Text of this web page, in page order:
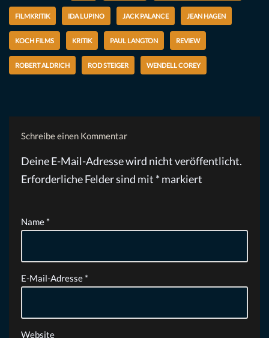
FILMKRITIK IDA LUPINO JACK PALANCE JEAN HAGEN
KOCH FILMS KRITIK PAUL LANGTON REVIEW
ROBERT ALDRICH ROD STEIGER WENDELL COREY
Schreibe einen Kommentar
Deine E-Mail-Adresse wird nicht veröffentlicht.
Erforderliche Felder sind mit * markiert
Name *
E-Mail-Adresse *
Website